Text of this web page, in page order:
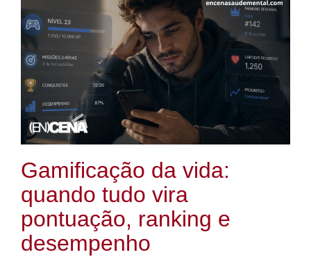
Gamificação da vida:
quando tudo vira
pontuação, ranking e
desempenho